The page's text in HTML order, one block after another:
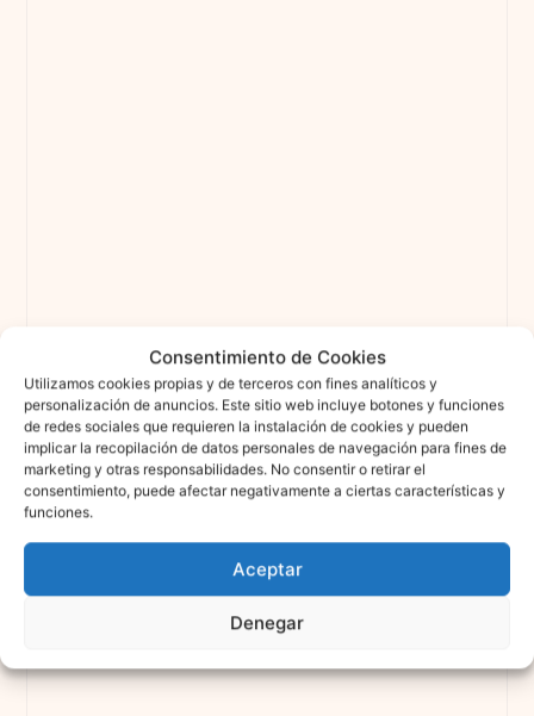
Consentimiento de Cookies
Utilizamos cookies propias y de terceros con fines analíticos y
personalización de anuncios. Este sitio web incluye botones y funciones
de redes sociales que requieren la instalación de cookies y pueden
implicar la recopilación de datos personales de navegación para fines de
marketing y otras responsabilidades. No consentir o retirar el
consentimiento, puede afectar negativamente a ciertas características y
funciones.
Aceptar
Denegar